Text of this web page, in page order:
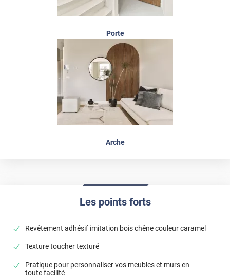
Porte
Arche
Les points forts
Revêtement adhésif imitation bois chêne couleur caramel
Texture toucher texturé
Pratique pour personnaliser vos meubles et murs en
toute facilité